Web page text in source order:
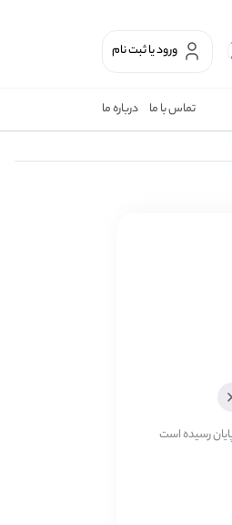
ورود یا ثبت نام
تماس با ما درباره ما
رسیده است